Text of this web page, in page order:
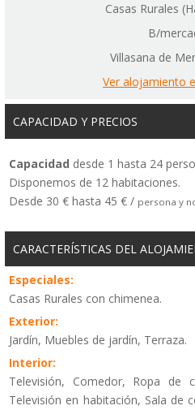
Casas Rurales
B/
Villasana de
Ver alojamiento
CAPACIDAD Y PRECIOS
Capacidad desde 1 hasta 24
Disponemos de 12 habitaciones.
Desde 30 € hasta 45 € / persona y
CARACTERÍSTICAS DEL
Especiales:
Casas Rurales con chimenea.
Exterior:
Jardín, Muebles de jardín, Terraza.
Interior:
Televisión, Comedor, Ropa de
Televisión en habitación, Sala de